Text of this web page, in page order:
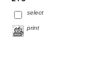
select
print